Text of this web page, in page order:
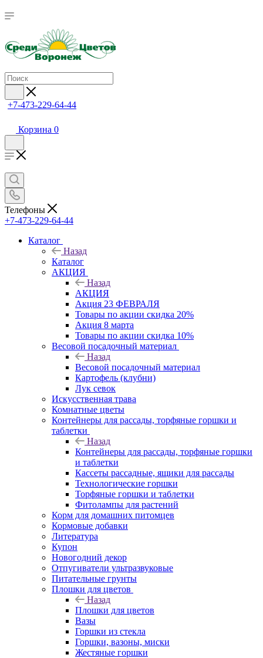
+7-473-229-64-44
Корзина 0
Телефоны
+7-473-229-64-44
Каталог
Назад
Каталог
АКЦИЯ
Назад
АКЦИЯ
Акция 23 ФЕВРАЛЯ
Товары по акции скидка 20%
Акция 8 марта
Товары по акции скидка 10%
Весовой посадочный материал
Назад
Весовой посадочный материал
Картофель (клубни)
Лук севок
Искусственная трава
Комнатные цветы
Контейнеры для рассады, торфяные горшки и
таблетки
Назад
Контейнеры для рассады, торфяные горшки
и таблетки
Кассеты рассадные, ящики для рассады
Технологические горшки
Торфяные горшки и таблетки
Фитолампы для растений
Корм для домашних питомцев
Кормовые добавки
Литература
Купон
Новогодний декор
Отпугиватели ультразвуковые
Питательные грунты
Плошки для цветов
Назад
Плошки для цветов
Вазы
Горшки из стекла
Горшки, вазоны, миски
Жестяные горшки